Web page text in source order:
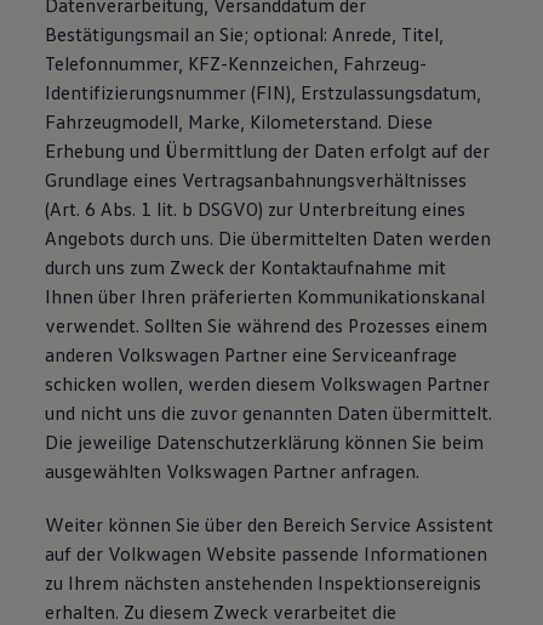
Datenverarbeitung, Versanddatum der
Bestätigungsmail an Sie; optional: Anrede, Titel,
Telefonnummer, KFZ-Kennzeichen, Fahrzeug-
Identifizierungsnummer (FIN), Erstzulassungsdatum,
Fahrzeugmodell, Marke, Kilometerstand. Diese
Erhebung und Übermittlung der Daten erfolgt auf der
Grundlage eines Vertragsanbahnungsverhältnisses
(Art. 6 Abs. 1 lit. b DSGVO) zur Unterbreitung eines
Angebots durch uns. Die übermittelten Daten werden
durch uns zum Zweck der Kontaktaufnahme mit
Ihnen über Ihren präferierten Kommunikationskanal
verwendet. Sollten Sie während des Prozesses einem
anderen Volkswagen Partner eine Serviceanfrage
schicken wollen, werden diesem Volkswagen Partner
und nicht uns die zuvor genannten Daten übermittelt.
Die jeweilige Datenschutzerklärung können Sie beim
ausgewählten Volkswagen Partner anfragen.
Weiter können Sie über den Bereich Service Assistent
auf der Volkwagen Website passende Informationen
zu Ihrem nächsten anstehenden Inspektionsereignis
erhalten. Zu diesem Zweck verarbeitet die